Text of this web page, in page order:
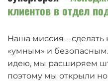
клиентов в отдел
Наша миссия –
«умным» и
идею, мы расширяем
поэтому мы открыли